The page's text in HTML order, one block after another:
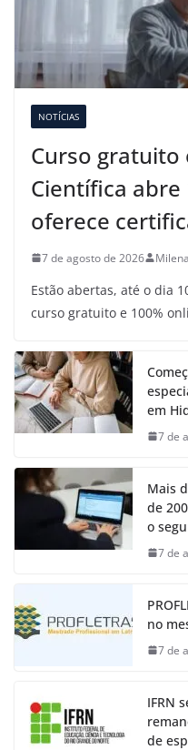
NOTÍCIAS
Curso gratuito
Científica abre
oferece
7 de agosto de 2026 Milena
Estão abertas, até o dia
curso gratuito e 100%
em
7 de
Mais
de
o
7 de
no
7 de
IFRN
de